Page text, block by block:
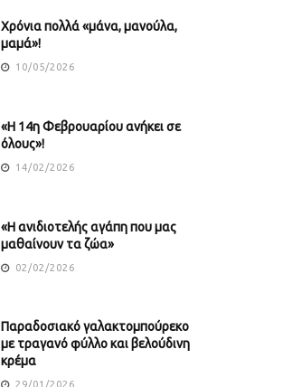
Χρόνια πολλά «μάνα, μανούλα,
μαμά»!
10/05/2026
«Η 14η Φεβρουαρίου ανήκει σε
όλους»!
14/02/2026
«Η ανιδιοτελής αγάπη που μας
μαθαίνουν τα ζώα»
02/02/2026
Παραδοσιακό γαλακτομπούρεκο
με τραγανό φύλλο και βελούδινη
κρέμα
29/01/2026